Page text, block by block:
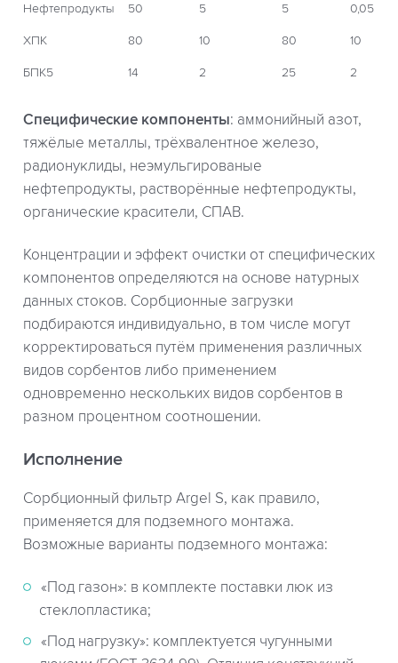
Нефтепродукты 50 5 5 0,05
ХПК 80 10 80 10
БПК5 14 2 25 2
Специфические компоненты: аммонийный азот,
тяжёлые металлы, трёхвалентное железо,
радионуклиды, неэмульгированые
нефтепродукты, растворённые нефтепродукты,
органические красители, СПАВ.
Концентрации и эффект очистки от специфических
компонентов определяются на основе натурных
данных стоков. Сорбционные загрузки
подбираются индивидуально, в том числе могут
корректироваться путём применения различных
видов сорбентов либо применением
одновременно нескольких видов сорбентов в
разном процентном соотношении.
Исполнение
Сорбционный фильтр Argel S, как правило,
применяется для подземного монтажа.
Возможные варианты подземного монтажа:
«Под газон»: в комплекте поставки люк из
стеклопластика;
«Под нагрузку»: комплектуется чугунными